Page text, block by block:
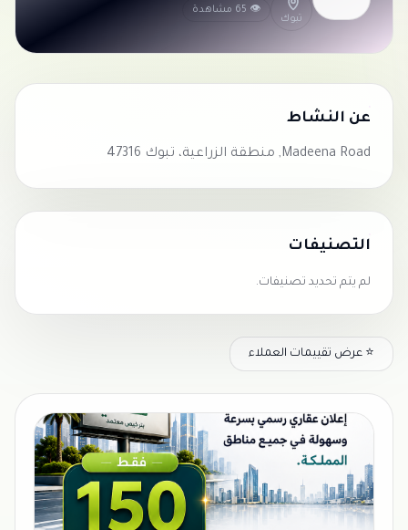
تبوك
👁 65 مشاهدة
عن النشاط
Madeena Road, منطقة الزراعية، تبوك 47316
التصنيفات
لم يتم تحديد تصنيفات.
⭐ عرض تقييمات العملاء